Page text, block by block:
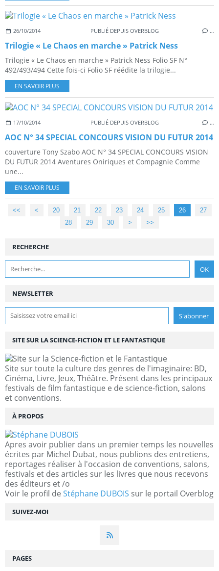
26/10/2014 PUBLIÉ DEPUIS OVERBLOG …
Trilogie « Le Chaos en marche » Patrick Ness
Trilogie « Le Chaos en marche » Patrick Ness Folio SF N°
492/493/494 Cette fois-ci Folio SF réédite la trilogie...
EN SAVOIR PLUS
17/10/2014 PUBLIÉ DEPUIS OVERBLOG …
AOC N° 34 SPECIAL CONCOURS VISION DU FUTUR 2014
couverture Tony Szabo AOC N° 34 SPECIAL CONCOURS VISION
DU FUTUR 2014 Aventures Oniriques et Compagnie Comme
une...
EN SAVOIR PLUS
<< < 10
20 21 22 23 24 25 26
27
28
29 30 > >>
NEWSLETTER
SUIVEZ-MOI
RECHERCHE
SITE SUR LA SCIENCE-FICTION ET LE FANTASTIQUE
Site sur toute la culture des genres de l'imaginaire: BD,
Cinéma, Livre, Jeux, Théâtre. Présent dans les principaux
festivals de film fantastique e de science-fiction, salons
et conventions.
À PROPOS
Apres avoir publier dans un premier temps les nouvelles
écrites par Michel Dubat, nous publions des entretiens,
reportages réaliser à l'occasion de conventions, salons,
festivals et des articles sur les livres que nous recevons
des éditeurs et /o
Voir le profil de Stéphane DUBOIS sur le portail Overblog
PAGES